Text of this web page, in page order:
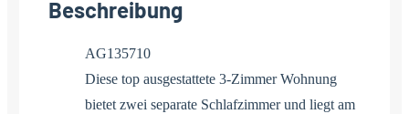
Beschreibung
AG135710
Diese top ausgestattete 3-Zimmer Wohnung
bietet zwei separate Schlafzimmer und liegt am